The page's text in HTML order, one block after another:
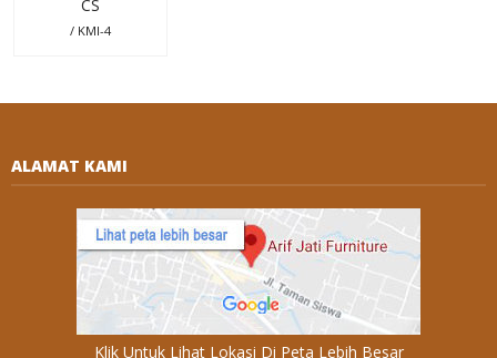
CS
/ KMI-4
ALAMAT KAMI
Klik Untuk Lihat Lokasi Di Peta Lebih Besar